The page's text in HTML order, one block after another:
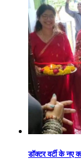
डॉक्टर वर्टी के नए